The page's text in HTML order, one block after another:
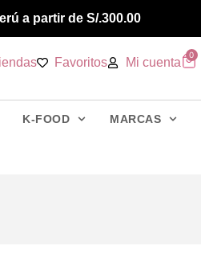
a partir de S/.300.00
Favoritos Mi cuenta
0
K-FOOD MARCAS